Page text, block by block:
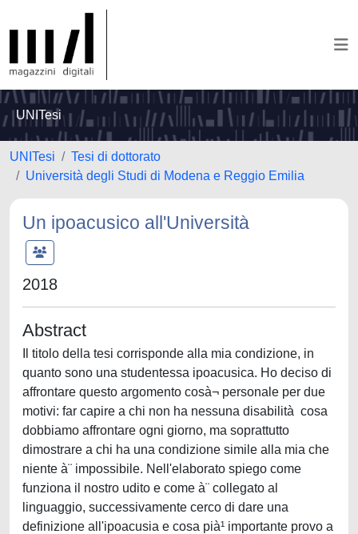
UNITesi
UNITesi
Tesi di dottorato
Università degli Studi di Modena e Reggio Emilia
Un ipoacusico all'Università
2018
Abstract
Il titolo della tesi corrisponde alla mia condizione, in
quanto sono una studentessa ipoacusica. Ho deciso di
affrontare questo argomento cosà¬ personale per due
motivi: far capire a chi non ha nessuna disabilità cosa
dobbiamo affrontare ogni giorno, ma soprattutto
dimostrare a chi ha una condizione simile alla mia che
niente à¨ impossibile. Nell'elaborato spiego come
funziona il nostro udito e come à¨ collegato al
linguaggio, successivamente cerco di dare una
definizione all'ipoacusia e cosa pià¹ importante provo a